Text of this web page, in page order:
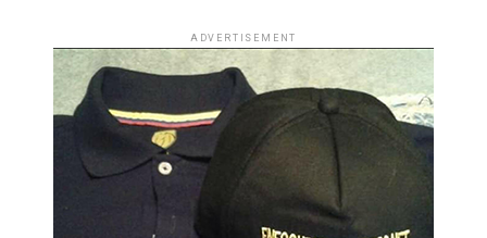
ADVERTISEMENT